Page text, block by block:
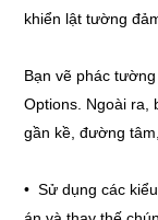
khiển lật tường
Bạn vẽ phác
Options. Ngoài ra,
gần kề, đường
• Sử dụng các